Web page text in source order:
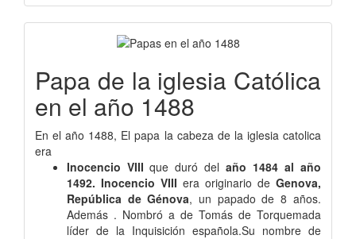
Papa de la iglesia Católica
en el año 1488
En el año 1488, El papa la cabeza de la iglesia catolica
era
Inocencio VIII que duró del año 1484 al año
1492. Inocencio VIII era originario de Genova,
República de Génova, un papado de 8 años.
Además . Nombró a de Tomás de Torquemada
líder de la Inquisición española.Su nombre de